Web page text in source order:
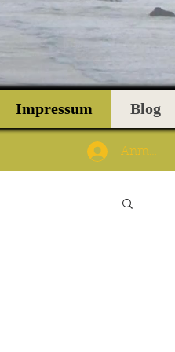
Anmelden
Impressum Blog